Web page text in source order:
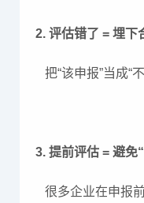
2. 评估错了 = 埋下
把“该申报”当成“
3. 提前评估 = 避免
很多企业在申报